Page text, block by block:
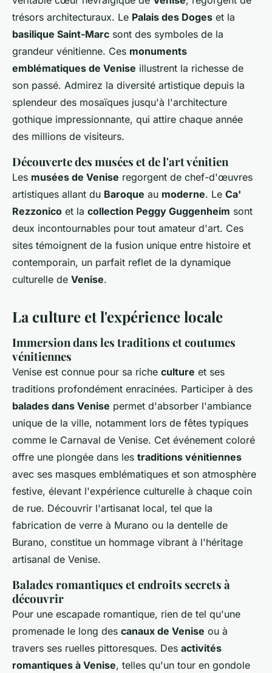
trésors architecturaux. Le Palais des Doges et la
basilique Saint-Marc sont des symboles de la
grandeur vénitienne. Ces monuments
emblématiques de Venise illustrent la richesse de
son passé. Admirez la diversité artistique depuis la
splendeur des mosaïques jusqu'à l'architecture
gothique impressionnante, qui attire chaque année
des millions de visiteurs.
Découverte des musées et de l'art vénitien
Les musées de Venise regorgent de chef-d'œuvres
artistiques allant du Baroque au moderne. Le Ca'
Rezzonico et la collection Peggy Guggenheim sont
deux incontournables pour tout amateur d'art. Ces
sites témoignent de la fusion unique entre histoire et
contemporain, un parfait reflet de la dynamique
culturelle de Venise.
La culture et l'expérience locale
Immersion dans les traditions et coutumes
vénitiennes
Venise est connue pour sa riche culture et ses
traditions profondément enracinées. Participer à des
balades dans Venise permet d'absorber l'ambiance
unique de la ville, notamment lors de fêtes typiques
comme le Carnaval de Venise. Cet événement coloré
offre une plongée dans les traditions vénitiennes
avec ses masques emblématiques et son atmosphère
festive, élevant l'expérience culturelle à chaque coin
de rue. Découvrir l'artisanat local, tel que la
fabrication de verre à Murano ou la dentelle de
Burano, constitue un hommage vibrant à l'héritage
artisanal de Venise.
Balades romantiques et endroits secrets à
découvrir
Pour une escapade romantique, rien de tel qu'une
promenade le long des canaux de Venise ou à
travers ses ruelles pittoresques. Des activités
romantiques à Venise, telles qu'un tour en gondole